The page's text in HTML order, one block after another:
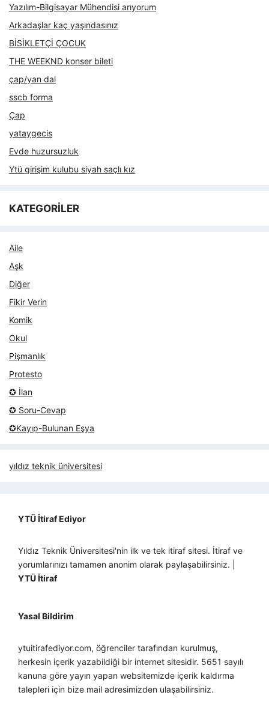
Yazılım-Bilgisayar Mühendisi arıyorum
Arkadaşlar kaç yaşındasınız
BİSİKLETÇİ ÇOCUK
THE WEEKND konser bileti
çap/yan dal
sscb forma
Çap
yataygecis
Evde huzursuzluk
Ytü girişim kulubu siyah saçlı kız
KATEGORİLER
Aile
Aşk
Diğer
Fikir Verin
Komik
Okul
Pişmanlık
Protesto
✪ İlan
✪ Soru-Cevap
✪Kayıp-Bulunan Eşya
yıldız teknik üniversitesi
YTÜ İtiraf Ediyor
Yıldız Teknik Üniversitesi'nin ilk ve tek itiraf sitesi. İtiraf ve
yorumlarınızı tamamen anonim olarak paylaşabilirsiniz. |
YTÜ İtiraf
Yasal Bildirim
ytuitirafediyor.com, öğrenciler tarafından kurulmuş,
herkesin içerik yazabildiği bir internet sitesidir. 5651 sayılı
kanuna göre yayın yapan websitemizde içerik kaldırma
talepleri için bize mail adresimizden ulaşabilirsiniz.